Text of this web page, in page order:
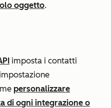
oggetto.
imposta i contatti
personalizzare
di ogni integrazione o